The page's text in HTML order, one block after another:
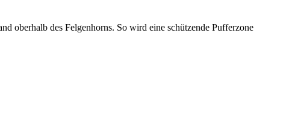
oberhalb des Felgenhorns. So wird eine schützende Pufferzone